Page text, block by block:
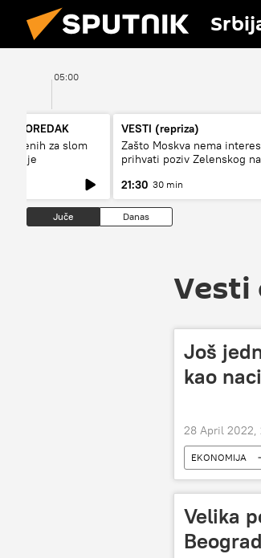
05:00
POREDAK
za slom
VESTI (repriza)
Zašto Moskva nema
prihvati poziv Zelenskog na
21:30 30 min
Juče Danas
Vesti
Još
kao
28 April 2022,
EKONOMIJA
Velika